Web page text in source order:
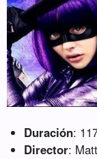
Duración:
Director: